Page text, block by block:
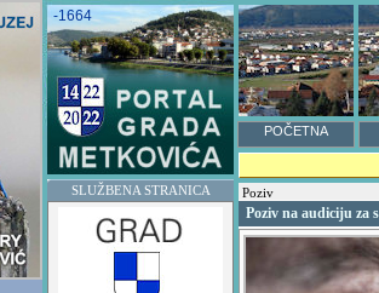
-1664
POČETNA
SLUŽBENA STRANICA Poziv
Poziv na audiciju za